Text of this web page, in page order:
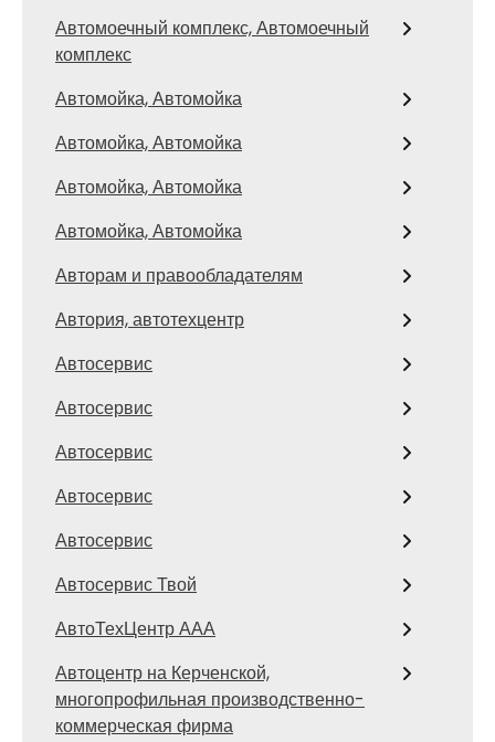
Автомоечный комплекс, Автомоечный
комплекс
Автомойка, Автомойка
Автомойка, Автомойка
Автомойка, Автомойка
Автомойка, Автомойка
Авторам и правообладателям
Автория, автотехцентр
Автосервис
Автосервис
Автосервис
Автосервис
Автосервис
Автосервис Твой
АвтоТехЦентр ААА
Автоцентр на Керченской,
многопрофильная производственно-
коммерческая фирма